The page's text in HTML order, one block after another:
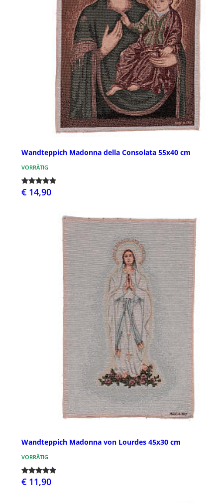
Wandteppich Madonna della Consolata 55x40 cm
VORRÄTIG
€ 14,90
Wandteppich Madonna von Lourdes 45x30 cm
VORRÄTIG
€ 11,90